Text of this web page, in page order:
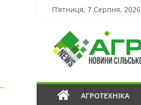
П’ятниця, 7 Серпня, 2026
АГРОТЕХНІКА